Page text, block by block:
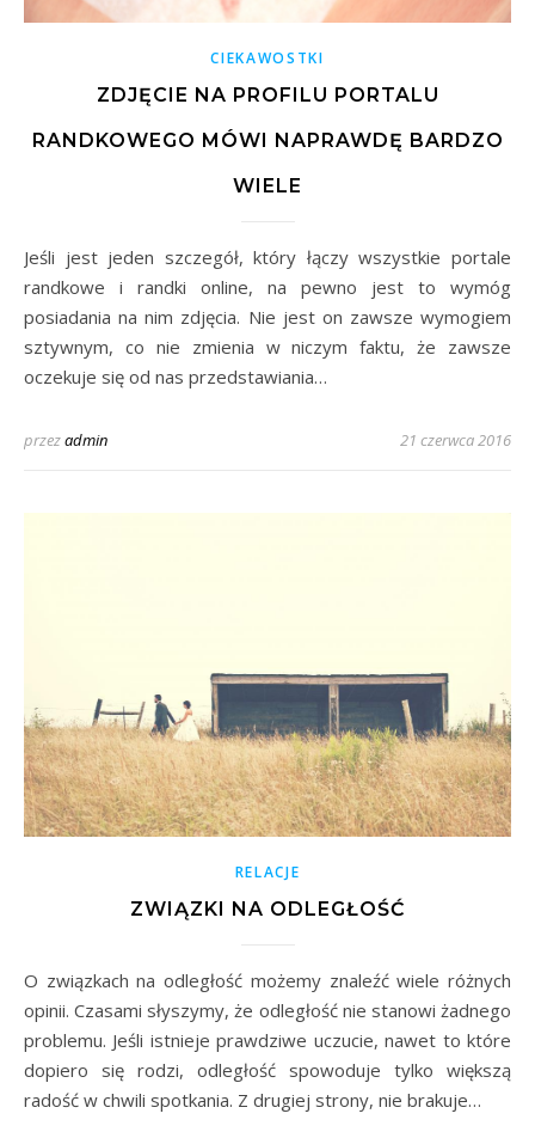
CIEKAWOSTKI
ZDJĘCIE NA PROFILU PORTALU
RANDKOWEGO MÓWI NAPRAWDĘ BARDZO
WIELE
Jeśli jest jeden szczegół, który łączy wszystkie portale
randkowe i randki online, na pewno jest to wymóg
posiadania na nim zdjęcia. Nie jest on zawsze wymogiem
sztywnym, co nie zmienia w niczym faktu, że zawsze
oczekuje się od nas przedstawiania…
przezadmin 21 czerwca 2016
RELACJE
ZWIĄZKI NA ODLEGŁOŚĆ
O związkach na odległość możemy znaleźć wiele różnych
opinii. Czasami słyszymy, że odległość nie stanowi żadnego
problemu. Jeśli istnieje prawdziwe uczucie, nawet to które
dopiero się rodzi, odległość spowoduje tylko większą
radość w chwili spotkania. Z drugiej strony, nie brakuje…